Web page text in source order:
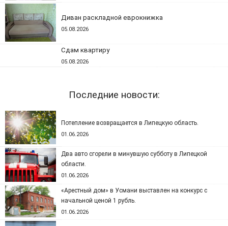
Диван раскладной еврокнижка
05.08.2026
Сдам квартиру
05.08.2026
Последние новости:
Потепление возвращается в Липецкую область.
01.06.2026
Два авто сгорели в минувшую субботу в Липецкой
области.
01.06.2026
«Арестный дом» в Усмани выставлен на конкурс с
начальной ценой 1 рубль.
01.06.2026